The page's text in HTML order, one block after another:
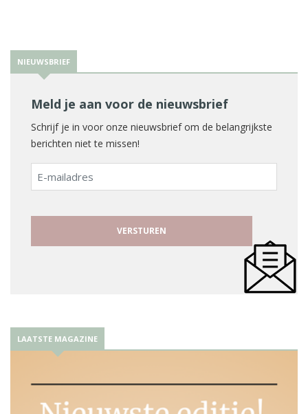
NIEUWSBRIEF
Meld je aan voor de nieuwsbrief
Schrijf je in voor onze nieuwsbrief om de belangrijkste
berichten niet te missen!
E-
mailadres
LAATSTE MAGAZINE